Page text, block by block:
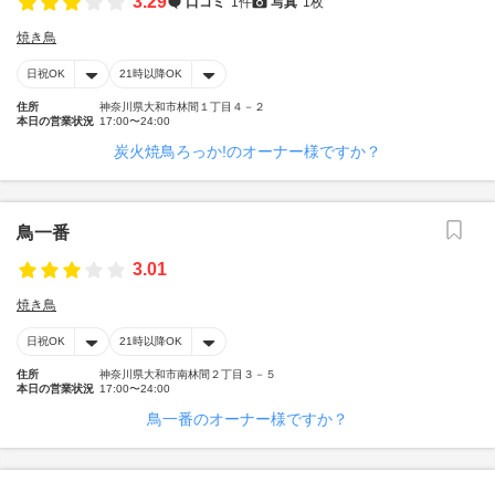
焼き鳥
日祝OK 21時以降OK
住所
神奈川県大和市林間１丁目４－２
本日の営業状況 17:00〜24:00
炭火焼鳥ろっか!のオーナー様ですか？
鳥一番
3.01
焼き鳥
日祝OK 21時以降OK
住所
神奈川県大和市南林間２丁目３－５
本日の営業状況 17:00〜24:00
鳥一番のオーナー様ですか？